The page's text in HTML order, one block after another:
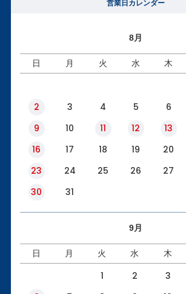
営業日カレンダー
8月
日 月 火 水 木
2
3 4 5 6
9
10 11 12 13
16
17 18 19 20
23
24 25 26 27
30
31
9月
日 月 火 水 木
1 2 3